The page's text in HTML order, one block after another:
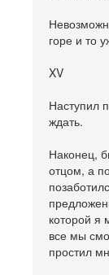
горе и то
XV
Наступил
ждать.
Наконец,
отцом, а
которой я
все мы
простил